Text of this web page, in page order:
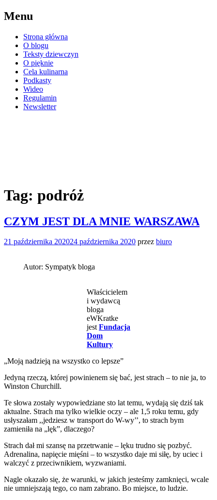
Przejdź
do
Menu
Strona główna
O blogu
Teksty dziewczyn
O pięknie
Cela kulinarna
Podkasty
Wideo
Regulamin
Newsletter
Tag: podróż
CZYM JEST DLA MNIE WARSZAWA
21 października 202024 października 2020 przez biuro
Autor: Sympatyk bloga
Właścicielem
i wydawcą
bloga
eWKratke
jestFundacja
Dom
Kultury
„Moją nadzieją na wszystko co lepsze”
Jedyną rzeczą, której powinienem się bać, jest strach – to nie ja, to
Winston Churchill.
Te słowa zostały wypowiedziane sto lat temu, wydają się dziś tak
aktualne. Strach ma tylko wielkie oczy – ale 1,5 roku temu, gdy
usłyszałam ,,jedziesz w transport do W-wy’’, to strach bym
zamieniła na „lęk”, dlaczego?
Strach dał mi szansę na przetrwanie – lęku trudno się pozbyć.
Adrenalina, napięcie mięśni – to wszystko daje mi siłę, by uciec i
walczyć z przeciwnikiem, wyzwaniami.
Nagle okazało się, że warunki, w jakich jesteśmy zamknięci, wcale
nie umniejszają tego, co nam zabrano. Bo miejsce, to ludzie.